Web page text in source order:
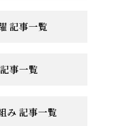
記事一覧
事一覧
み 記事一覧